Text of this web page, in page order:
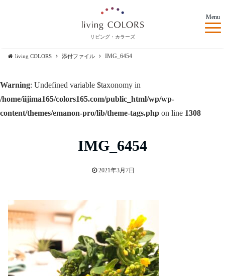
リビング・カラーズ
Menu
Warning: Undefined variable $taxonomy in
/home/iijima165/colors165.com/public_html/wp/wp-
content/themes/emanon-pro/lib/theme-tags.php on line 1308
living COLORS 添付ファイル IMG_6454
IMG_6454
2021年3月7日